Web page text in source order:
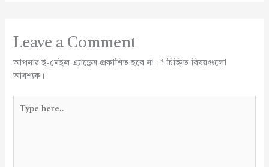
Leave a Comment
আপনার ই-মেইল এ্যাড্রেস প্রকাশিত হবে না। *চিহ্নিত বিষয়গুলো
আবশ্যক।
here..